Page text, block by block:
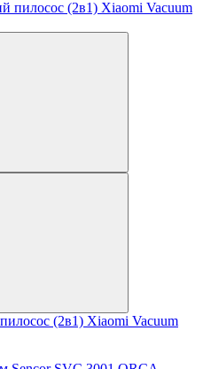
(2в1) Xiaomi Vacuum